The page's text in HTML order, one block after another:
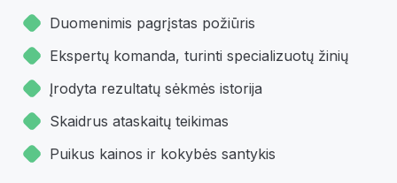
Duomenimis pagrįstas požiūris
Ekspertų komanda, turinti specializuotų žinių
Įrodyta rezultatų sėkmės istorija
Skaidrus ataskaitų teikimas
Puikus kainos ir kokybės santykis